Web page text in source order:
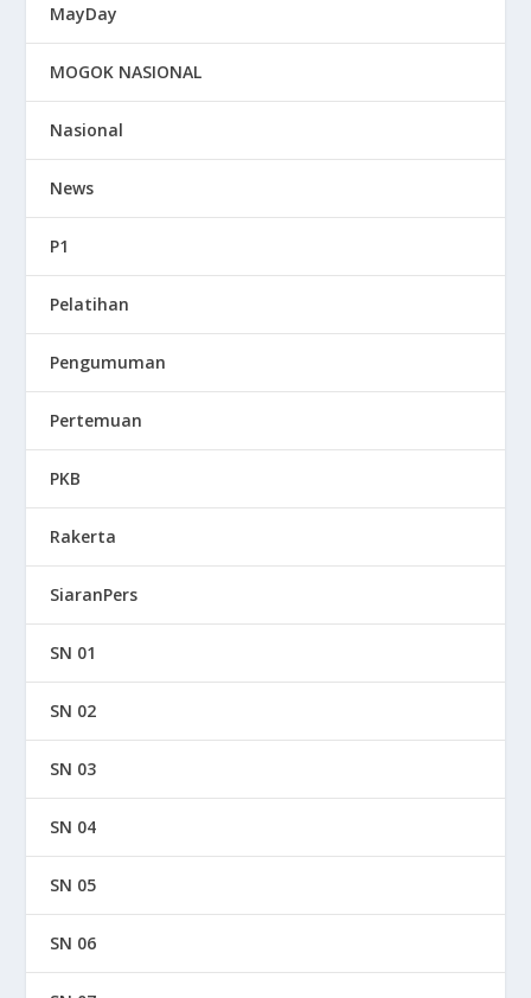
MayDay
MOGOK NASIONAL
Nasional
News
P1
Pelatihan
Pengumuman
Pertemuan
PKB
Rakerta
SiaranPers
SN 01
SN 02
SN 03
SN 04
SN 05
SN 06